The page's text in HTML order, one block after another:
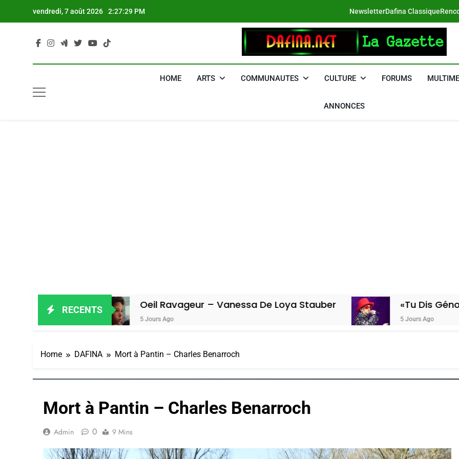
vendredi, 7 août 2026 2:27:30 PM NewsletterDafina Classique
DAFINA
HOME ARTS COMMUNAUTES CULTURE FORUMS
ANNONCES
RECENTS
Oeil Ravageur – Vanessa De Loya Stauber «Tu Dis Génocide, Je Dis
5 Jours Ago
Home DAFINA Mort à Pantin – Charles Benarroch
Mort à Pantin – Charles Benarroch
Admin 0 9 Mins